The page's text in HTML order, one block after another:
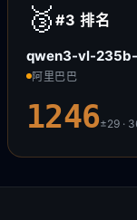
🥉 #3排名
qwen3-vl-
阿里巴巴
1246±29 ·